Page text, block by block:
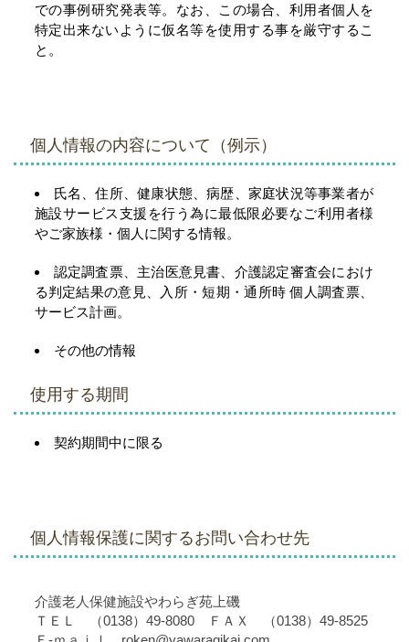
での事例研究発表等。なお、この場合、利用者個人を
特定出来ないように仮名等を使用する事を厳守するこ
と。
個人情報の内容について（例示）
氏名、住所、健康状態、病歴、家庭状況等事業者が
施設サービス支援を行う為に最低限必要なご利用者様
やご家族様・個人に関する情報。
認定調査票、主治医意見書、介護認定審査会におけ
る判定結果の意見、入所・短期・通所時 個人調査票、
サービス計画。
その他の情報
使用する期間
契約期間中に限る
個人情報保護に関するお問い合わせ先
介護老人保健施設やわらぎ苑上磯
ＴＥＬ （0138）49-8080 ＦＡＸ （0138）49-8525